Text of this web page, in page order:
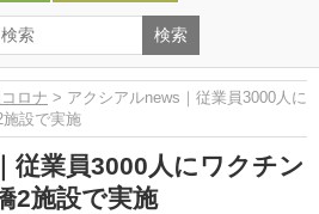
ロナ > アクシアルnews｜従業員3000人に
設で実施
従業員3000人にワクチン
2施設で実施